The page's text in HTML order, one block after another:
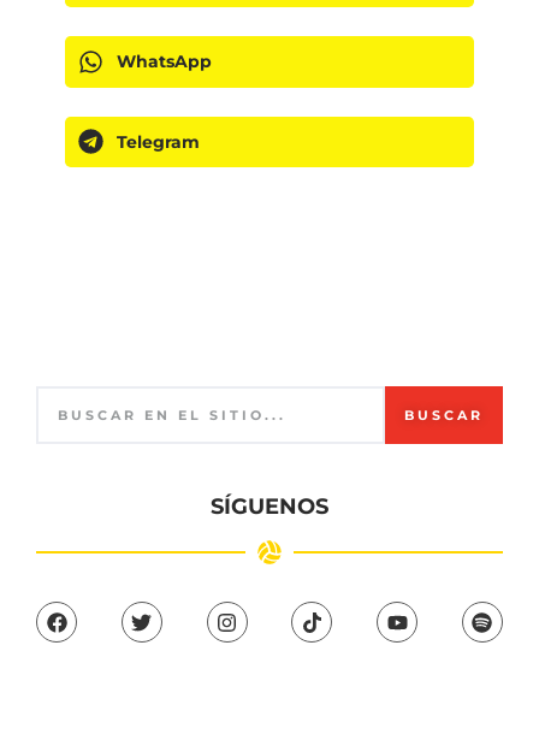
WhatsApp
Telegram
BUSCAR
SÍGUENOS